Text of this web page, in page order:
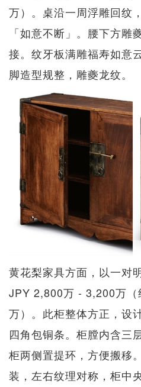
万）。桌沿一周浮雕回纹
「如意不断」。腰下方雕
接。纹牙板满雕福寿如意
脚造型规整，雕夔龙纹。
黄花梨家具方面，以一对
JPY 2,800万 - 3,200万
万）。此柜整体方正，设
四角包铜条。柜膛内含三
柜两侧置提环，方便搬移
装，左右纹理对称，柜中